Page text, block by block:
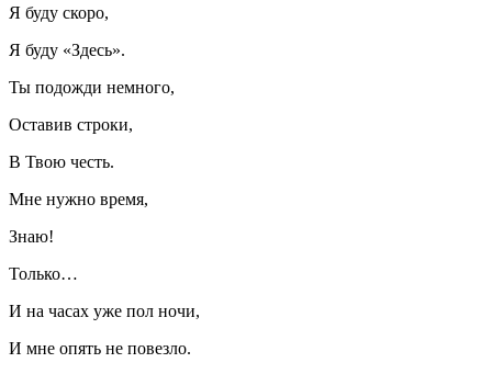
Я буду скоро,
Я буду «Здесь».
Ты подожди немного,
Оставив строки,
В Твою честь.
Мне нужно время,
Знаю!
Только…
И на часах уже пол ночи,
И мне опять не повезло.